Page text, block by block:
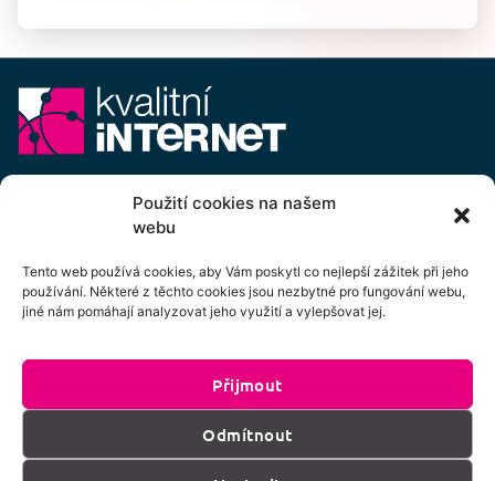
Použití cookies na našem
webu
Tento web používá cookies, aby Vám poskytl co nejlepší zážitek při jeho
používání. Některé z těchto cookies jsou nezbytné pro fungování webu,
jiné nám pomáhají analyzovat jeho využití a vylepšovat jej.
Přijmout
Odmítnout
info@kvalitni-internet.cz
pobočného spolku Kvalitní internet ICTP, z.s.
Cenový výměr pobočného spolku Kvalitní internet ICTP, z.s.
Přihlášení k odběru newsletteru
Kliknutím na tlačítko souhlasíte se zpracováním
os. údajů dle podmínek uvedených